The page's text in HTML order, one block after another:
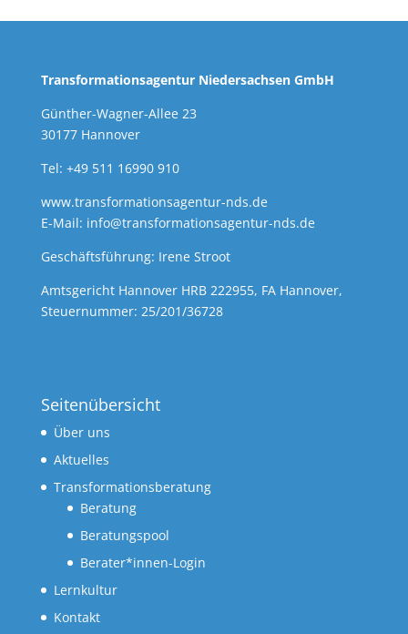
Transformationsagentur Niedersachsen GmbH
Günther-Wagner-Allee 23
30177 Hannover
Tel: +49 511 16990 910
www.transformationsagentur-nds.de
E-Mail: info@transformationsagentur-nds.de
Geschäftsführung: Irene Stroot
Amtsgericht Hannover HRB 222955, FA Hannover,
Steuernummer: 25/201/36728
Seitenübersicht
Über uns
Aktuelles
Transformationsberatung
Beratung
Beratungspool
Berater*innen-Login
Lernkultur
Kontakt